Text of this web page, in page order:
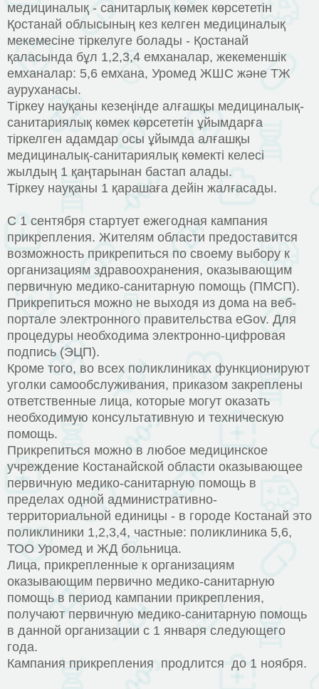
медициналық - санитарлық көмек көрсететін
Қостанай облысының кез келген медициналық
мекемесіне тіркелуге болады - Қостанай
қаласында бұл 1,2,3,4 емханалар, жекеменшік
емханалар: 5,6 емхана, Уромед ЖШС және ТЖ
ауруханасы.
Тіркеу науқаны кезеңінде алғашқы медициналық-
санитариялық көмек көрсететін ұйымдарға
тіркелген адамдар осы ұйымда алғашқы
медициналық-санитариялық көмекті келесі
жылдың 1 қаңтарынан бастап алады.
Тіркеу науқаны 1 қарашаға дейін жалғасады.
С 1 сентября стартует ежегодная кампания
прикрепления. Жителям области предоставится
возможность прикрепиться по своему выбору к
организациям здравоохранения, оказывающим
первичную медико-санитарную помощь (ПМСП).
Прикрепиться можно не выходя из дома на веб-
портале электронного правительства eGov. Для
процедуры необходима электронно-цифровая
подпись (ЭЦП).
Кроме того, во всех поликлиниках функционируют
уголки самообслуживания, приказом закреплены
ответственные лица, которые могут оказать
необходимую консультативную и техническую
помощь.
Прикрепиться можно в любое медицинское
учреждение Костанайской области оказывающее
первичную медико-санитарную помощь в
пределах одной административно-
территориальной единицы - в городе Костанай это
поликлиники 1,2,3,4, частные: поликлиника 5,6,
ТОО Уромед и ЖД больница.
Лица, прикрепленные к организациям
оказывающим первично медико-санитарную
помощь в период кампании прикрепления,
получают первичную медико-санитарную помощь
в данной организации с 1 января следующего
года.
Кампания прикрепления продлится до 1 ноября.